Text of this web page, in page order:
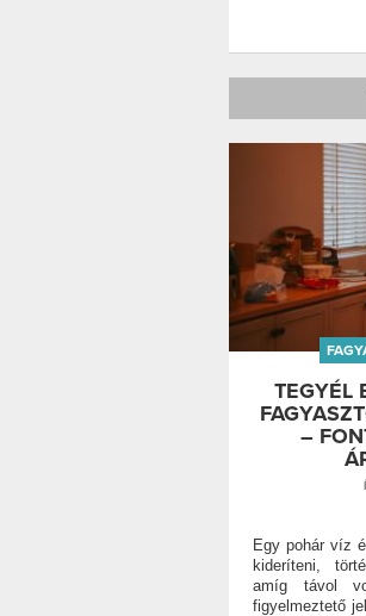
TEGYÉL
–
Egy pohár víz
kideríteni,
amíg távol
figyelmeztető